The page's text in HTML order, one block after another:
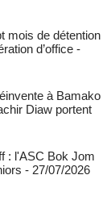
mois de détention
d’office -
à Bamako
Diaw portent
: l'ASC Bok Jom
- 27/07/2026